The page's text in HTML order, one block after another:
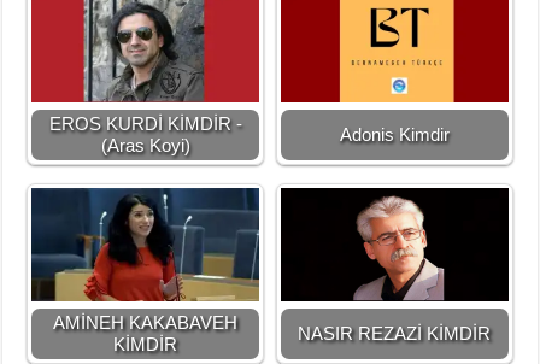
EROS KURDİ KİMDİR -
(Aras Koyi)
Adonis Kimdir
AMİNEH KAKABAVEH
KİMDİR
NASIR REZAZİ KİMDİR